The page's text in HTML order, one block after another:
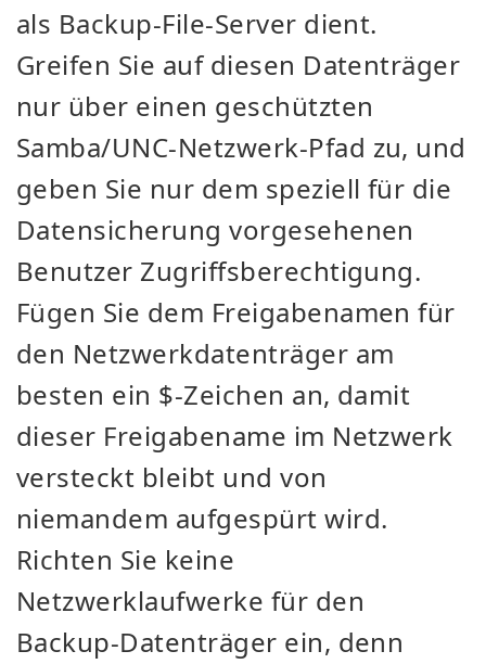
als Backup-File-Server dient.
Greifen Sie auf diesen Datenträger
nur über einen geschützten
Samba/UNC-Netzwerk-Pfad zu, und
geben Sie nur dem speziell für die
Datensicherung vorgesehenen
Benutzer Zugriffsberechtigung.
Fügen Sie dem Freigabenamen für
den Netzwerkdatenträger am
besten ein $-Zeichen an, damit
dieser Freigabename im Netzwerk
versteckt bleibt und von
niemandem aufgespürt wird.
Richten Sie keine
Netzwerklaufwerke für den
Backup-Datenträger ein, denn